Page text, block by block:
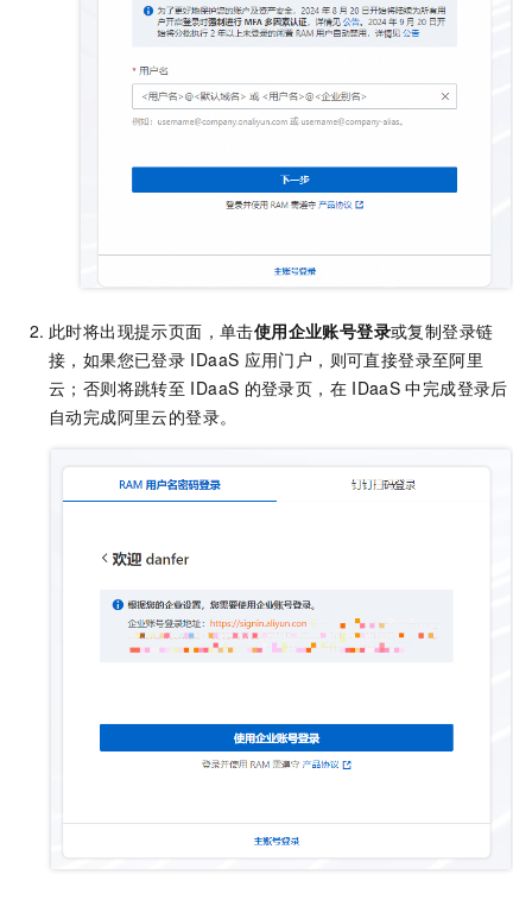
此时将出现提示页面，单击使用企业账号登录或复制登录链
接，如果您已登录 IDaaS 应用门户，则可直接登录至阿里
云；否则将跳转至 IDaaS 的登录页，在 IDaaS 中完成登录后
自动完成阿里云的登录。